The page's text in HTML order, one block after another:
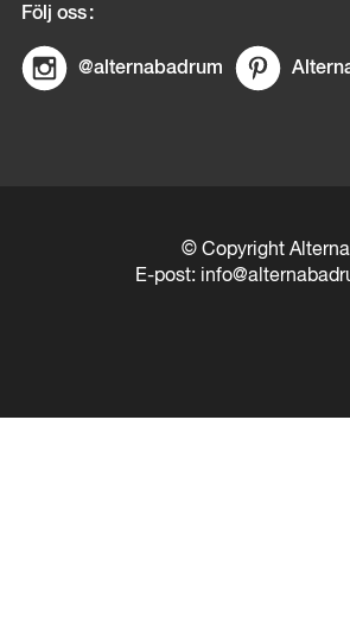
Följ oss
@alternabadrum
© Copyright Alterna
E-post: